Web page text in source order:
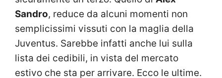
Sandro, reduce da alcuni momenti non
semplicissimi vissuti con la maglia della
Juventus. Sarebbe infatti anche lui sulla
lista dei cedibili, in vista del mercato
estivo che sta per arrivare. Ecco le ultime.